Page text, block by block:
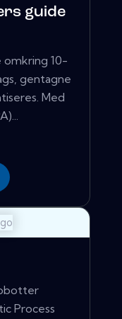
guide
omkring 10-
gentagne
Med
Process